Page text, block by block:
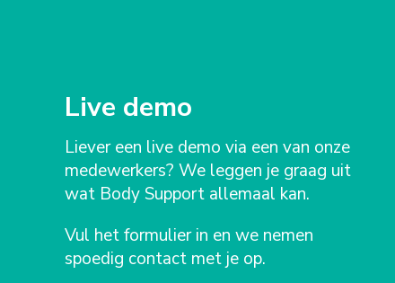
Live demo
Liever een live demo via een van onze
medewerkers? We leggen je graag uit
wat Body Support allemaal kan.
Vul het formulier in en we nemen
spoedig contact met je op.